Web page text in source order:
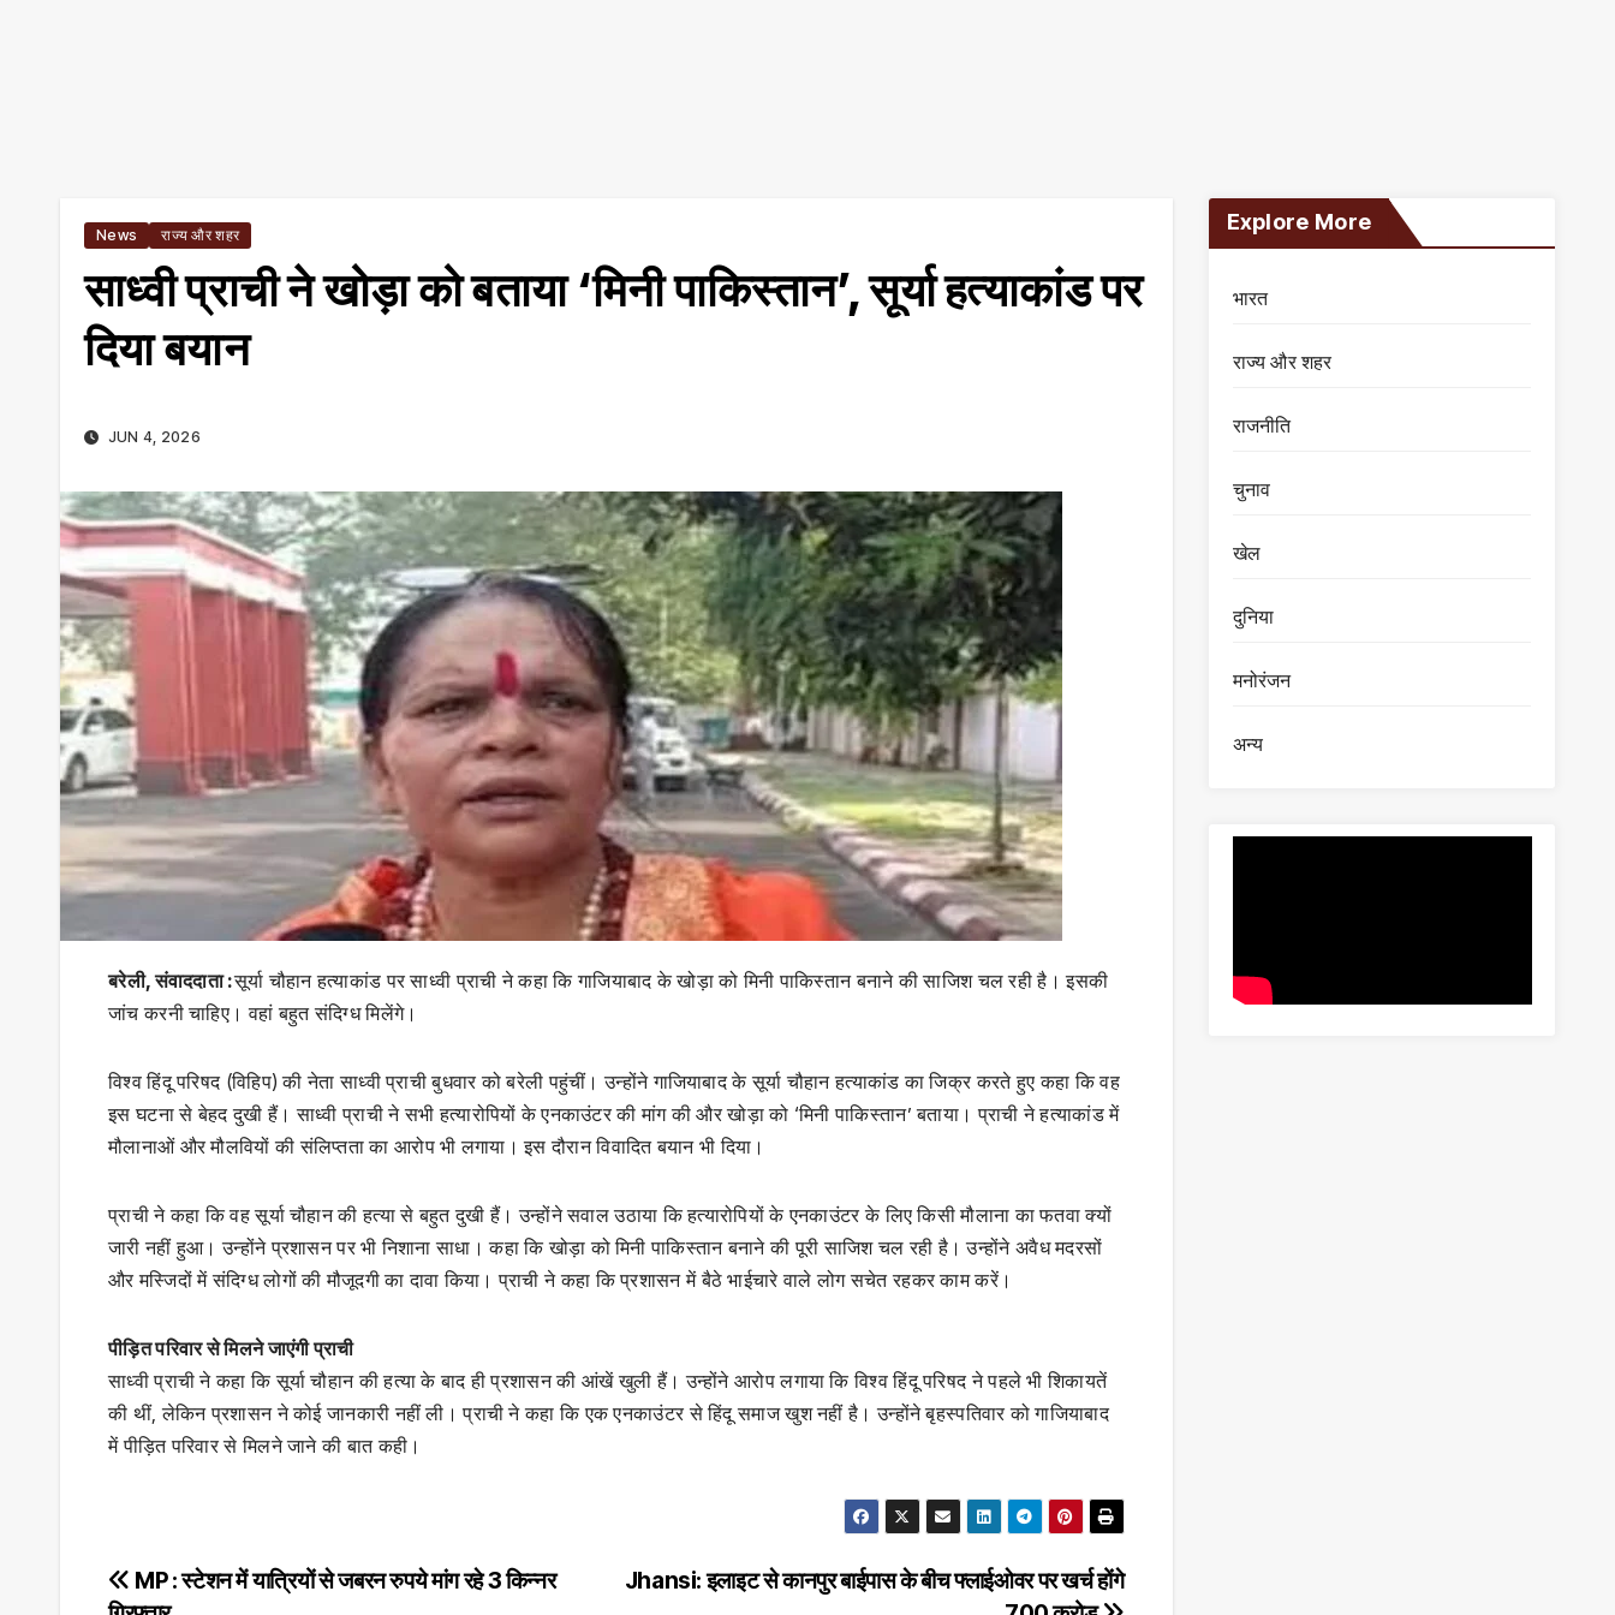
News राज्य और शहर
साध्वी प्राची ने खोड़ा को बताया ‘मिनी पाकिस्तान’, सूर्या हत्याकांड पर
दिया बयान
JUN 4, 2026
बरेली, संवाददाता :सूर्या चौहान हत्याकांड पर साध्वी प्राची ने कहा कि गाजियाबाद के खोड़ा को मिनी पाकिस्तान बनाने की साजिश चल रही है। इसकी
जांच करनी चाहिए। वहां बहुत संदिग्ध मिलेंगे।
विश्व हिंदू परिषद (विहिप) की नेता साध्वी प्राची बुधवार को बरेली पहुंचीं। उन्होंने गाजियाबाद के सूर्या चौहान हत्याकांड का जिक्र करते हुए कहा कि वह
इस घटना से बेहद दुखी हैं। साध्वी प्राची ने सभी हत्यारोपियों के एनकाउंटर की मांग की और खोड़ा को ‘मिनी पाकिस्तान’ बताया। प्राची ने हत्याकांड में
मौलानाओं और मौलवियों की संलिप्तता का आरोप भी लगाया। इस दौरान विवादित बयान भी दिया।
प्राची ने कहा कि वह सूर्या चौहान की हत्या से बहुत दुखी हैं। उन्होंने सवाल उठाया कि हत्यारोपियों के एनकाउंटर के लिए किसी मौलाना का फतवा क्यों
जारी नहीं हुआ। उन्होंने प्रशासन पर भी निशाना साधा। कहा कि खोड़ा को मिनी पाकिस्तान बनाने की पूरी साजिश चल रही है। उन्होंने अवैध मदरसों
और मस्जिदों में संदिग्ध लोगों की मौजूदगी का दावा किया। प्राची ने कहा कि प्रशासन में बैठे भाईचारे वाले लोग सचेत रहकर काम करें।
पीड़ित परिवार से मिलने जाएंगी प्राची
साध्वी प्राची ने कहा कि सूर्या चौहान की हत्या के बाद ही प्रशासन की आंखें खुली हैं। उन्होंने आरोप लगाया कि विश्व हिंदू परिषद ने पहले भी शिकायतें
की थीं, लेकिन प्रशासन ने कोई जानकारी नहीं ली। प्राची ने कहा कि एक एनकाउंटर से हिंदू समाज खुश नहीं है। उन्होंने बृहस्पतिवार को गाजियाबाद
में पीड़ित परिवार से मिलने जाने की बात कही।
Post
Jhansi: इलाइट से कानपुर बाईपास के बीच फ्लाईओवर पर खर्च होंगे
MP : स्टेशन में यात्रियों से जबरन रुपये मांग रहे 3 किन्नर
Explore More
भारत
राज्य और शहर
राजनीति
चुनाव
खेल
दुनिया
मनोरंजन
अन्य